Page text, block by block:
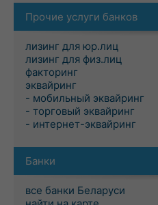
Прочие услуги банков
лизинг для юр.лиц
лизинг для физ.лиц
факторинг
эквайринг
- мобильный эквайринг
- торговый эквайринг
- интернет-эквайринг
Банки
все банки Беларуси